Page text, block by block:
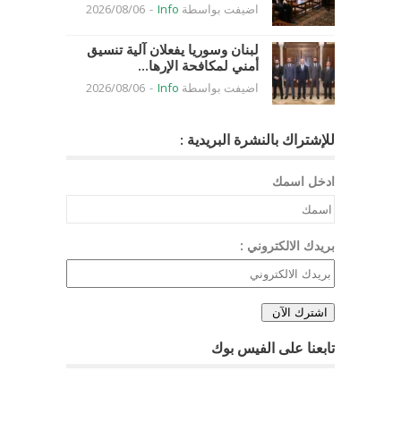
اضيفت بواسطة Info
-
2026/08/06
لبنان وسوريا يفعلان آلية تنسيق
أمني لمكافحة الإرها...
اضيفت بواسطة Info
-
2026/08/06
للإشتراك بالنشرة البريدية :
ادخل اسمك
بريدك الالكتروني :
تابعنا على الفيس بوك